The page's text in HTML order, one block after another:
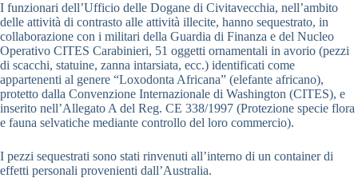
I funzionari dell’Ufficio delle Dogane di Civitavecchia, nell’ambito
delle attività di contrasto alle attività illecite, hanno sequestrato, in
collaborazione con i militari della Guardia di Finanza e del Nucleo
Operativo CITES Carabinieri, 51 oggetti ornamentali in avorio (pezzi
di scacchi, statuine, zanna intarsiata, ecc.) identificati come
appartenenti al genere “Loxodonta Africana” (elefante africano),
protetto dalla Convenzione Internazionale di Washington (CITES), e
inserito nell’Allegato A del Reg. CE 338/1997 (Protezione specie flora
e fauna selvatiche mediante controllo del loro commercio).
I pezzi sequestrati sono stati rinvenuti all’interno di un container di
effetti personali provenienti dall’Australia.